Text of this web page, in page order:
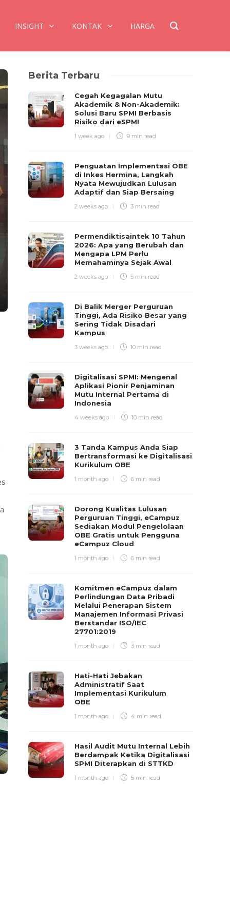
INSIGHT KONTAK HARGA
Berita Terbaru
Cegah Kegagalan Mutu
Akademik & Non-Akademik:
Solusi Baru SPMI Berbasis
Risiko dari eSPMI
1 week ago 9 min read
Penguatan Implementasi OBE
di Inkes Hermina, Langkah
Nyata Mewujudkan Lulusan
Adaptif dan Siap Bersaing
2 weeks ago 3 min read
Permendiktisaintek 10 Tahun
2026: Apa yang Berubah dan
Mengapa LPM Perlu
Memahaminya Sejak Awal
2 weeks ago 5 min read
Di Balik Merger Perguruan
Tinggi, Ada Risiko Besar yang
Sering Tidak Disadari
Kampus
3 weeks ago 10 min read
Digitalisasi SPMI: Mengenal
Aplikasi Pionir Penjaminan
Mutu Internal Pertama di
Indonesia
4 weeks ago 10 min read
3 Tanda Kampus Anda Siap
Bertransformasi ke Digitalisasi
Kurikulum OBE
1 month ago 6 min read
Dorong Kualitas Lulusan
Perguruan Tinggi, eCampuz
Sediakan Modul Pengelolaan
OBE Gratis untuk Pengguna
eCampuz Cloud
1 month ago 6 min read
Komitmen eCampuz dalam
Perlindungan Data Pribadi
Melalui Penerapan Sistem
Manajemen Informasi Privasi
Berstandar ISO/IEC
27701:2019
1 month ago 3 min read
Hati-Hati Jebakan
Administratif Saat
Implementasi Kurikulum
OBE
1 month ago 4 min read
Hasil Audit Mutu Internal Lebih
Berdampak Ketika Digitalisasi
SPMI Diterapkan di STTKD
1 month ago 5 min read